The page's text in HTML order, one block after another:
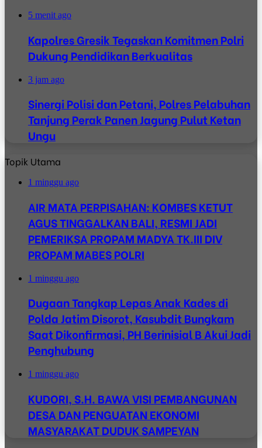
5 menit ago
Kapolres Gresik Tegaskan Komitmen Polri
Dukung Pendidikan Berkualitas
3 jam ago
Sinergi Polisi dan Petani, Polres Pelabuhan
Tanjung Perak Panen Jagung Pulut Ketan
Ungu
Topik Utama
1 minggu ago
AIR MATA PERPISAHAN: KOMBES KETUT
AGUS TINGGALKAN BALI, RESMI JADI
PEMERIKSA PROPAM MADYA TK.III DIV
PROPAM MABES POLRI
1 minggu ago
Dugaan Tangkap Lepas Anak Kades di
Polda Jatim Disorot, Kasubdit Bungkam
Saat Dikonfirmasi, PH Berinisial B Akui Jadi
Penghubung
1 minggu ago
KUDORI, S.H. BAWA VISI PEMBANGUNAN
DESA DAN PENGUATAN EKONOMI
MASYARAKAT DUDUK SAMPEYAN